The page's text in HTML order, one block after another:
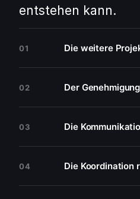
entstehen kann.
01 Die weitere
02 Der
03 Die
04 Die Koordination